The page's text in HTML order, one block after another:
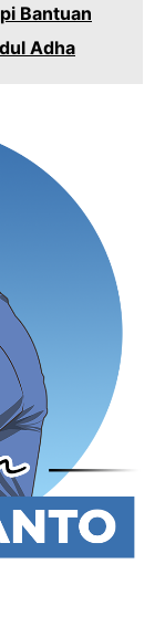
Bantuan
Adha